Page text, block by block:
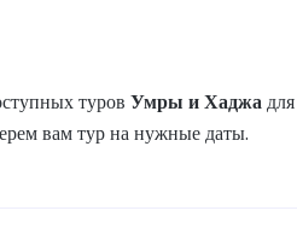
туров Умры иХаджа
вам тур на нужные даты.